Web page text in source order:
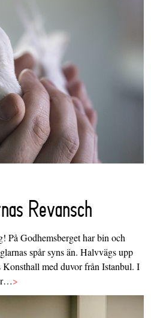
Revansch
På Godhemsberget har bin och
spår syns än. Halvvägs upp
med duvor från Istanbul. I
>